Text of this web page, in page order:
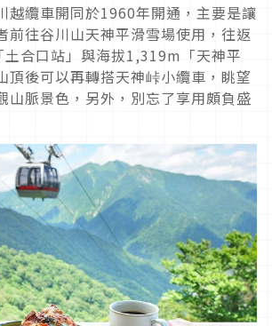
越纜車開同於1960年開通，主要是讓
前往谷川山天神平滑雪場使用，往返
合口站」與海拔1,319m「天神平
頂後可以再轉搭天神峠小纜車，眺望
山脈景色，另外，別忘了享用頗負盛